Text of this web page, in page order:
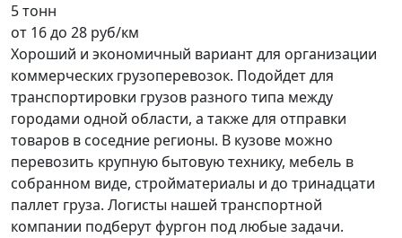
5 тонн
от 16 до 28 руб/км
Хороший и экономичный вариант для организации
коммерческих грузоперевозок. Подойдет для
транспортировки грузов разного типа между
городами одной области, а также для отправки
товаров в соседние регионы. В кузове можно
перевозить крупную бытовую технику, мебель в
собранном виде, стройматериалы и до тринадцати
паллет груза. Логисты нашей транспортной
компании подберут фургон под любые задачи.